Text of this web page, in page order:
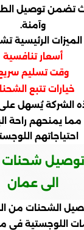
تضمن توصيل
وآمنة.
الميزات الرئيسية
أسعار تنافسية
وقت تسليم
خيارات تتبع
الشركة يُسهل
مما يمنحهم راحة
احتياجاتهم
شحنات
الى عمان
الشحنات من
اللوجستية في